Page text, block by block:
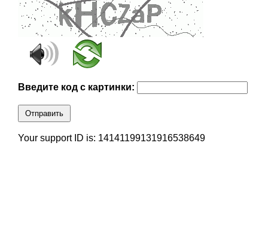
Введите код с картинки:
Отправить
Your support ID is: 14141199131916538649